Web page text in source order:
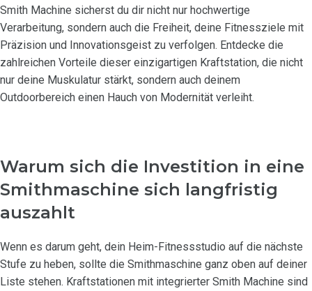
Smith Machine sicherst du dir nicht nur hochwertige
Verarbeitung, sondern auch die Freiheit, deine Fitnessziele mit
Präzision und Innovationsgeist zu verfolgen. Entdecke die
zahlreichen Vorteile dieser einzigartigen Kraftstation, die nicht
nur deine Muskulatur stärkt, sondern auch deinem
Outdoorbereich einen Hauch von Modernität verleiht.
Warum sich die Investition in eine
Smithmaschine sich langfristig
auszahlt
Wenn es darum geht, dein Heim-Fitnessstudio auf die nächste
Stufe zu heben, sollte die Smithmaschine ganz oben auf deiner
Liste stehen. Kraftstationen mit integrierter Smith Machine sind